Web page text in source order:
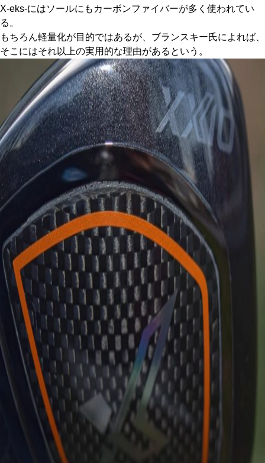
X-eks-にはソールにもカーボンファイバーが多く使われてい
る。
もちろん軽量化が目的ではあるが、ブランスキー氏によれば、
そこにはそれ以上の実用的な理由があるという。